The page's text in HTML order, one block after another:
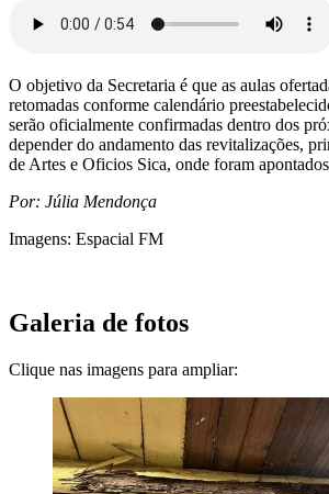
O objetivo da Secretaria é que as aulas
retomadas conforme calendário
serão oficialmente confirmadas dentro dos
depender do andamento das revitalizações,
de Artes e Oficios Sica, onde foram
Por: Júlia Mendonça
Imagens: Espacial FM
Galeria de fotos
Clique nas imagens para ampliar: